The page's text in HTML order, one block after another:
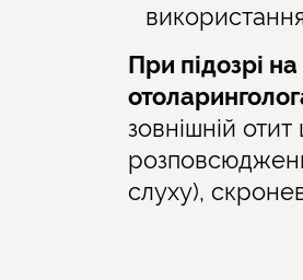
При підозрі
зовнішній
слуху),